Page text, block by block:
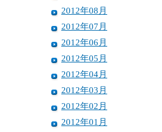
2012年08月
2012年07月
2012年06月
2012年05月
2012年04月
2012年03月
2012年02月
2012年01月